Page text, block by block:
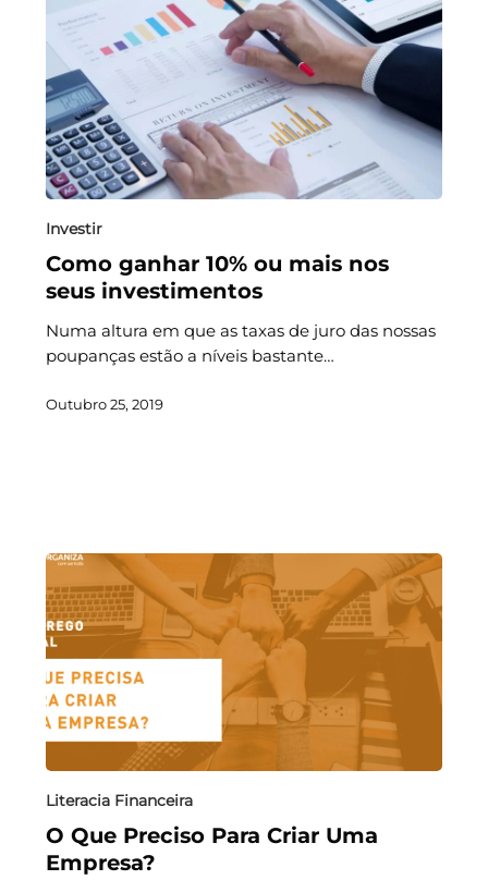
Investir
Como ganhar 10% ou mais nos
seus investimentos
Numa altura em que as taxas de juro das nossas
poupanças estão a níveis bastante…
Outubro 25, 2019
Literacia Financeira
O Que Preciso Para Criar Uma
Empresa?